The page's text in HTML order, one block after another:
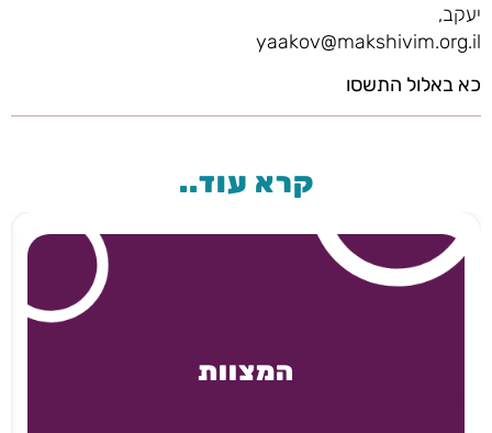
יעקב,
yaakov@makshivim.org.il
כא באלול התשסו
קרא עוד..
המצוות